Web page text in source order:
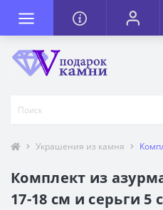
Украшения из камня
Комплект из
17-18 см и серьги 5